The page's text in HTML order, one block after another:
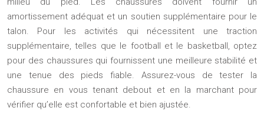
amortissement adéquat et un soutien supplémentaire pour le
talon. Pour les activités qui nécessitent une traction
supplémentaire, telles que le football et le basketball, optez
pour des chaussures qui fournissent une meilleure stabilité et
une tenue des pieds fiable. Assurez-vous de tester la
chaussure en vous tenant debout et en la marchant pour
vérifier qu’elle est confortable et bien ajustée.